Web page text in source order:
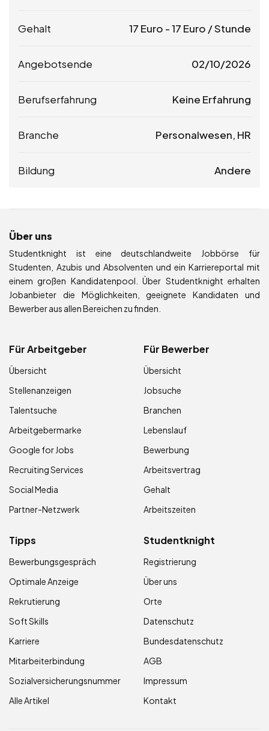
Gehalt 17 Euro -17 Euro / Stunde
Angebotsende 02/10/2026
Berufserfahrung Keine Erfahrung
Branche Personalwesen, HR
Bildung Andere
Über uns
Studentknight ist eine deutschlandweite Jobbörse für
Studenten, Azubis und Absolventen und ein Karriereportal mit
einem großen Kandidatenpool. Über Studentknight erhalten
Jobanbieter die Möglichkeiten, geeignete Kandidaten und
Bewerber aus allen Bereichen zu finden.
Für Arbeitgeber
Übersicht
Stellenanzeigen
Talentsuche
Arbeitgebermarke
Google for Jobs
Recruiting Services
Social Media
Partner-Netzwerk
Für Bewerber
Übersicht
Jobsuche
Branchen
Lebenslauf
Bewerbung
Arbeitsvertrag
Gehalt
Arbeitszeiten
Tipps
Bewerbungsgespräch
Optimale Anzeige
Rekrutierung
Soft Skills
Karriere
Mitarbeiterbindung
Sozialversicherungsnummer
Alle Artikel
Studentknight
Registrierung
Über uns
Orte
Datenschutz
Bundesdatenschutz
AGB
Impressum
Kontakt